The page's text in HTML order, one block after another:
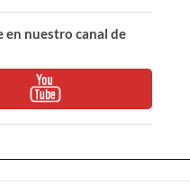
en nuestro canal de